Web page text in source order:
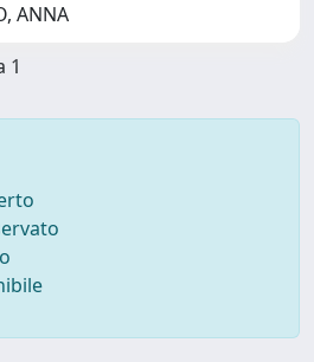
ANNA
1